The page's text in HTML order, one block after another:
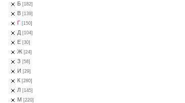
Б [182]
В [139]
Г [150]
Д [104]
Е [30]
Ж [24]
З [58]
И [29]
К [280]
Л [145]
М [220]